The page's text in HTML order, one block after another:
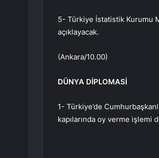
5- Türkiye İstatistik Kurumu
açıklayacak.
(Ankara/10.00)
DÜNYA DİPLOMASİ
1- Türkiye’de
kapılarında oy verme işlemi